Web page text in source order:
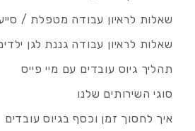
שאלות לראיון עבודה מטפלת /
שאלות לראיון עבודה גננת לגן
תהליך גיוס עובדים עם מיי פייס
סוגי השירותים שלנו
איך לחסוך זמן וכסף בגיוס עובדים